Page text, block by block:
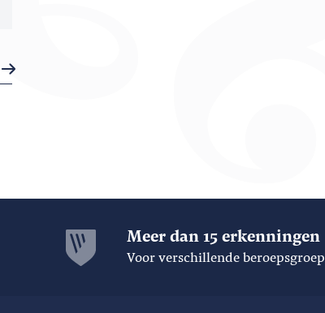
Meer dan 15 erkenningen
Voor verschillende